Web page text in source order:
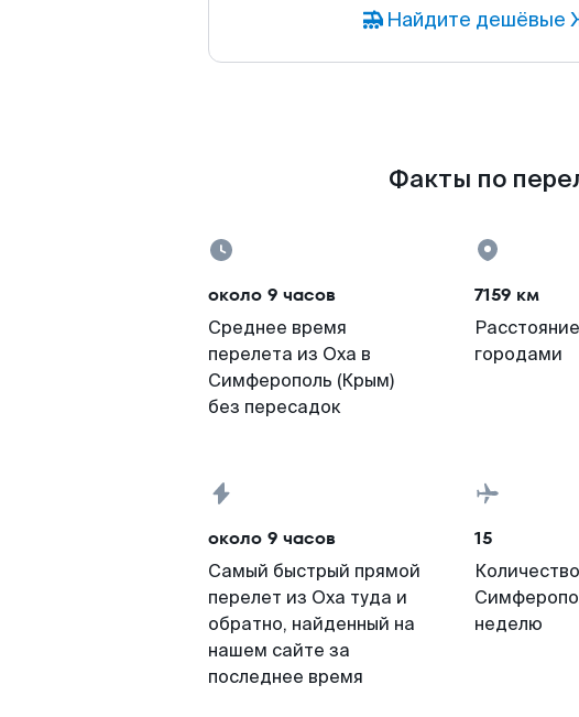
Найдите дешёвые
Факты по
около 9 часов
Среднее время
перелета из Оха в
Симферополь (Крым)
без пересадок
7159 км
городами
около 9 часов
Самый быстрый прямой
перелет из Оха туда и
обратно, найденный на
нашем сайте за
последнее время
15
неделю